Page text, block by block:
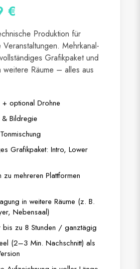
€
Produktion für
Veranstaltungen. Mehrkanal-
Grafikpaket und
weitere Räume – alles aus
+ optional Drohne
& Bildregie
Grafikpaket: Intro, Lower
zu mehreren Plattformen
in weitere Räume (z. B.
Nebensaal)
bis zu 8 Stunden / ganztägig
(2–3 Min. Nachschnitt) als